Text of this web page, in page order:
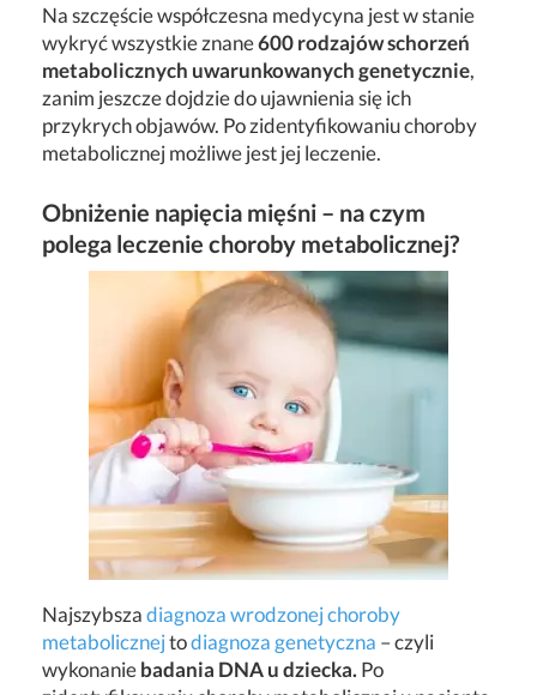
Na szczęście współczesna medycyna jest w stanie
wykryć wszystkie znane600 rodzajów schorzeń
metabolicznych uwarunkowanych genetycznie,
zanim jeszcze dojdzie do ujawnienia się ich
przykrych objawów. Po zidentyfikowaniu choroby
metabolicznej możliwe jest jej leczenie.
Obniżenie napięcia mięśni – na czym
polega leczenie choroby metabolicznej?
Najszybszadiagnoza wrodzonej choroby
metabolicznejtodiagnoza genetyczna – czyli
wykonaniebadania DNA u dziecka. Po